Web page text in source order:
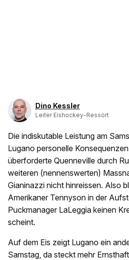
Dino Kessler
Leiter Eishockey-Ressort
Die indiskutable Leistung am
Lugano personelle
überforderte Quenneville durch
weiteren (nennenswerten)
Gianinazzi nicht hinreissen. Also
Amerikaner Tennyson in der
Puckmanager LaLeggia keinen
scheint.
Auf dem Eis zeigt Lugano ein
Samstag, da steckt mehr